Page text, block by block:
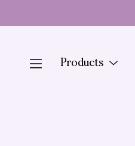
naar
Products Menu